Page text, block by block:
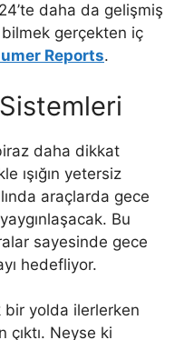
daha da gelişmiş
bilmek gerçekten iç
Reports.
daha dikkat
ışığın yetersiz
araçlarda gece
Bu
sayesinde gece
hedefliyor.
bir yolda ilerlerken
çıktı. Neyse ki